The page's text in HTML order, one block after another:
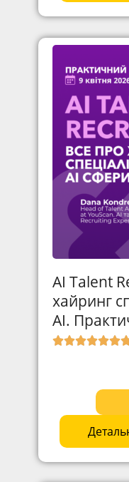
AI Talent
хайринг
АІ.